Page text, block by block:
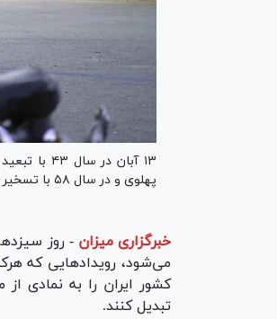
پهلوی و در سال ۵۸ با تسخیر لانه جاسوسی به روزی تاریخی در تقویم رویداد‌های ایران تبدیل شده است.
خبرگزاری میزان - روز
می‌شود، رویدادهایی که
کشور ایران را به نمادی از
تبدیل کنند.